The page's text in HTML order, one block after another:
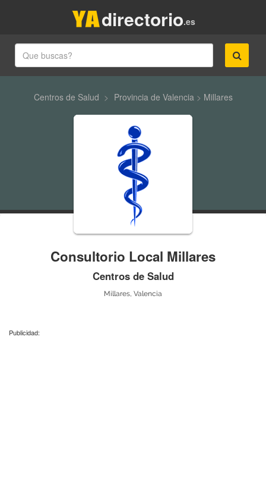
.es
directorio
Centros de Salud > Provincia de Valencia> Millares
Consultorio Local Millares
Centros de Salud
Millares, Valencia
Publicidad: